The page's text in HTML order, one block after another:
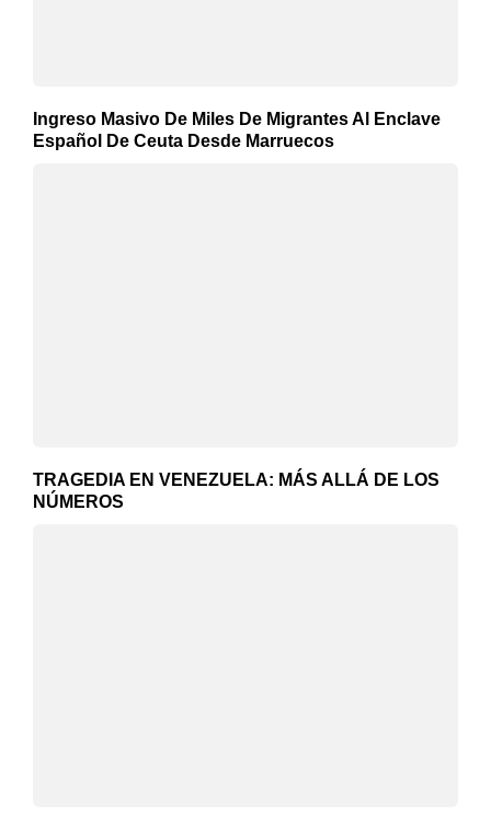
Ingreso Masivo De Miles De Migrantes Al Enclave
Español De Ceuta Desde Marruecos
TRAGEDIA EN VENEZUELA: MÁS ALLÁ DE LOS
NÚMEROS